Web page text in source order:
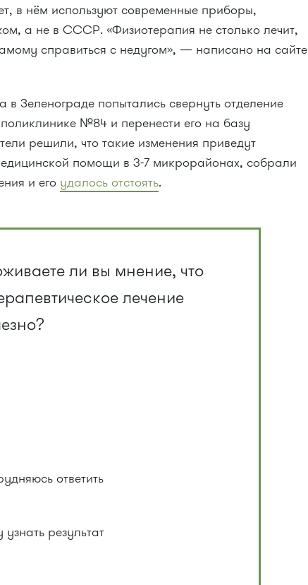
в нём используют современные приборы,
а не в СССР. «Физиотерапия не столько лечит,
справиться с недугом», — написано на сайте
в Зеленограде попытались свернуть отделение
№84 и перенести его на базу
решили, что такие изменения приведут
помощи в 3-7 микрорайонах, собрали
и его удалось отстоять.
ли вы мнение, что
лечение
ответить
узнать результат